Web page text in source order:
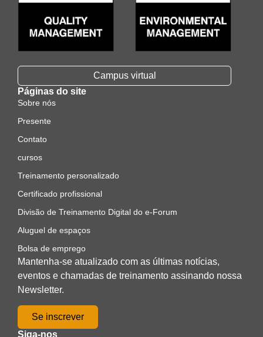
Campus virtual
Páginas do site
Sobre nós
Presente
Contato
cursos
Treinamento personalizado
Certificado profissional
Divisão de Treinamento Digital do e-Forum
Aluguel de espaços
Bolsa de emprego
Mantenha-se atualizado com as últimas notícias,
eventos e chamadas de treinamento assinando nossa
Newsletter.
Se inscrever
Siga-nos